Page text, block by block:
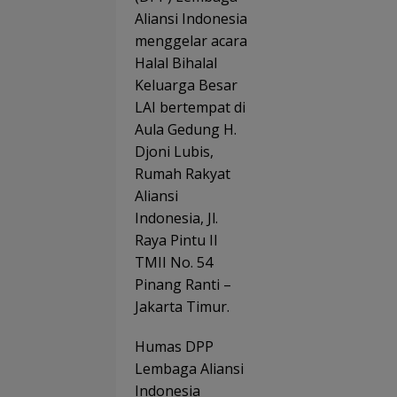
Aliansi Indonesia
menggelar acara
Halal Bihalal
Keluarga Besar
LAI bertempat di
Aula Gedung H.
Djoni Lubis,
Rumah Rakyat
Aliansi
Indonesia, Jl.
Raya Pintu II
TMII No. 54
Pinang Ranti –
Jakarta Timur.
Humas DPP
Lembaga Aliansi
Indonesia